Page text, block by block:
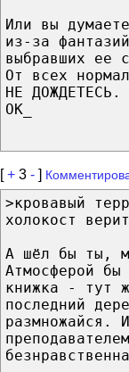
Или вы
из-за
выбравших ее
От всех
НЕ ДОЖДЕТЕСЬ.
ОК_
[+ 3 - ]
>кровавый
холокост
А шёл бы ты,
Атмосферой
книжка - тут
последний
размножайся.